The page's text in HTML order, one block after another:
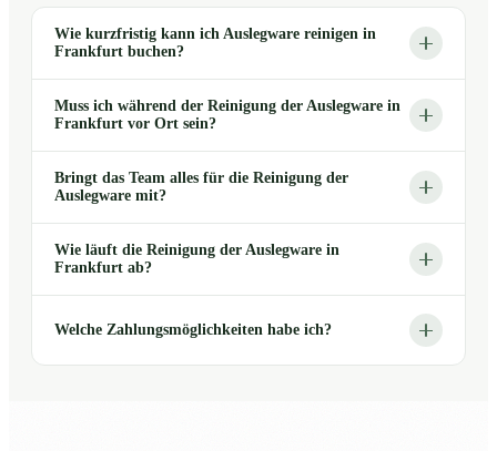
Wie kurzfristig kann ich Auslegware reinigen in
Frankfurt buchen?
Muss ich während der Reinigung der Auslegware in
Frankfurt vor Ort sein?
Bringt das Team alles für die Reinigung der
Auslegware mit?
Wie läuft die Reinigung der Auslegware in
Frankfurt ab?
Welche Zahlungsmöglichkeiten habe ich?